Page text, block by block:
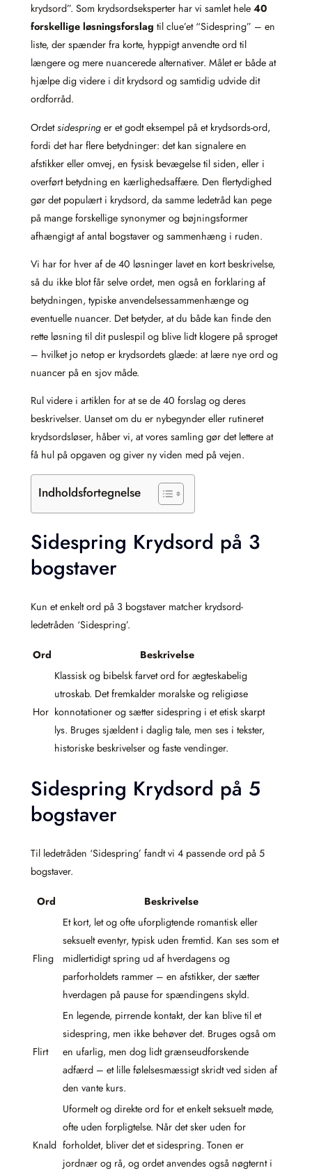
krydsord”. Som krydsordseksperter har vi samlet hele 40
forskellige løsningsforslag til clue’et “Sidespring” – en
liste, der spænder fra korte, hyppigt anvendte ord til
længere og mere nuancerede alternativer. Målet er både at
hjælpe dig videre i dit krydsord og samtidig udvide dit
ordforråd.
Ordetsidespring er et godt eksempel på et krydsords-ord,
fordi det har flere betydninger: det kan signalere en
afstikker eller omvej, en fysisk bevægelse til siden, eller i
overført betydning en kærlighedsaffære. Den flertydighed
gør det populært i krydsord, da samme ledetråd kan pege
på mange forskellige synonymer og bøjningsformer
afhængigt af antal bogstaver og sammenhæng i ruden.
Vi har for hver af de 40 løsninger lavet en kort beskrivelse,
så du ikke blot får selve ordet, men også en forklaring af
betydningen, typiske anvendelsessammenhænge og
eventuelle nuancer. Det betyder, at du både kan finde den
rette løsning til dit puslespil og blive lidt klogere på sproget
– hvilket jo netop er krydsordets glæde: at lære nye ord og
nuancer på en sjov måde.
Rul videre i artiklen for at se de 40 forslag og deres
beskrivelser. Uanset om du er nybegynder eller rutineret
krydsordsløser, håber vi, at vores samling gør det lettere at
få hul på opgaven og giver ny viden med på vejen.
Indholdsfortegnelse
Sidespring Krydsord på 3
bogstaver
Kun et enkelt ord på 3 bogstaver matcher krydsord-
ledetråden ‘Sidespring’.
Ord Beskrivelse
Hor
Klassisk og bibelsk farvet ord for ægteskabelig
utroskab. Det fremkalder moralske og religiøse
konnotationer og sætter sidespring i et etisk skarpt
lys. Bruges sjældent i daglig tale, men ses i tekster,
historiske beskrivelser og faste vendinger.
Sidespring Krydsord på 5
bogstaver
Til ledetråden ‘Sidespring’ fandt vi 4 passende ord på 5
bogstaver.
Ord Beskrivelse
Fling
Et kort, let og ofte uforpligtende romantisk eller
seksuelt eventyr, typisk uden fremtid. Kan ses som et
midlertidigt spring ud af hverdagens og
parforholdets rammer – en afstikker, der sætter
hverdagen på pause for spændingens skyld.
Flirt
En legende, pirrende kontakt, der kan blive til et
sidespring, men ikke behøver det. Bruges også om
en ufarlig, men dog lidt grænseudforskende
adfærd – et lille følelsesmæssigt skridt ved siden af
den vante kurs.
Knald
Uformelt og direkte ord for et enkelt seksuelt møde,
ofte uden forpligtelse. Når det sker uden for
forholdet, bliver det et sidespring. Tonen er
jordnær og rå, og ordet anvendes også nøgternt i